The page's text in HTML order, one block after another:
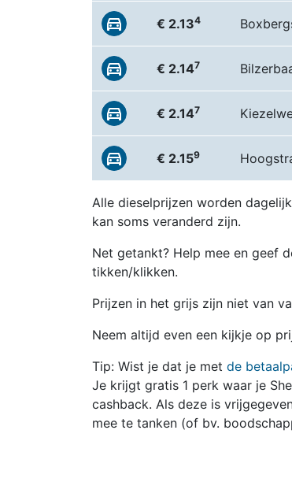
€ 2.134
€ 2.147
€ 2.147
€ 2.159
Alle dieselprijzen worden
kan soms veranderd zijn.
Net getankt? Help mee en geef
tikken/klikken.
Prijzen in het grijs zijn niet van
Neem altijd even een kijkje op
Tip: Wist je dat je met de
Je krijgt gratis 1 perk waar je
cashback. Als deze is
mee te tanken (of bv.